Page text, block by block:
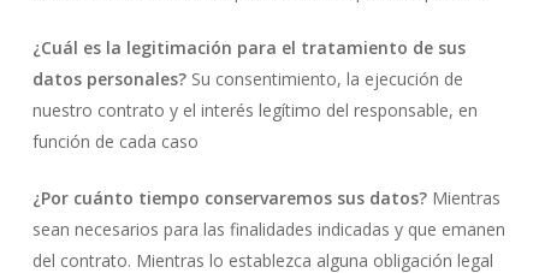
¿Cuál es la legitimación para el tratamiento de sus
datos personales?Su consentimiento, la ejecución de
nuestro contrato y el interés legítimo del responsable, en
función de cada caso
¿Por cuánto tiempo conservaremos sus datos?Mientras
sean necesarios para las finalidades indicadas y que emanen
del contrato. Mientras lo establezca alguna obligación legal